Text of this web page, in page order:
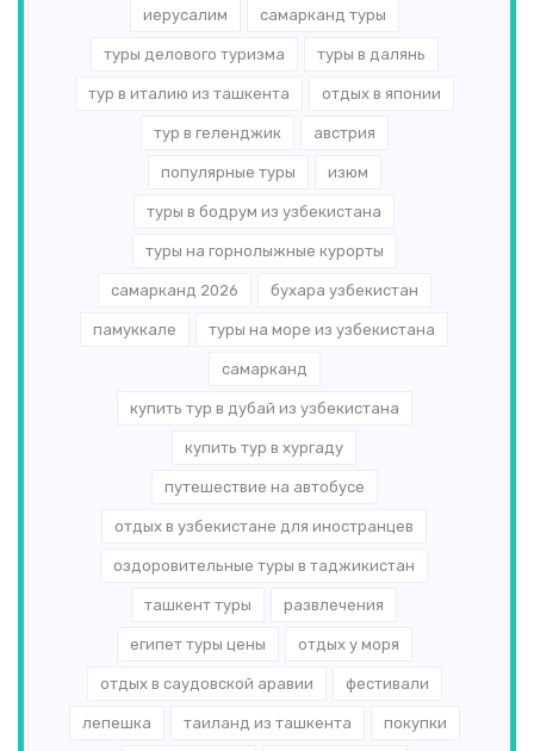
иерусалим самарканд туры
туры делового туризма туры в далянь
тур в италию из ташкента отдых в японии
тур в геленджик австрия
популярные туры изюм
туры в бодрум из узбекистана
туры на горнолыжные курорты
самарканд 2026 бухара узбекистан
памуккале туры на море из узбекистана
самарканд
купить тур в дубай из узбекистана
купить тур в хургаду
путешествие на автобусе
отдых в узбекистане для иностранцев
оздоровительные туры в таджикистан
ташкент туры развлечения
египет туры цены отдых у моря
отдых в саудовской аравии фестивали
лепешка таиланд из ташкента покупки